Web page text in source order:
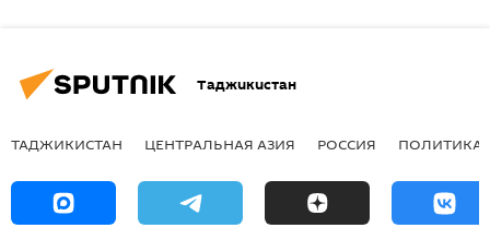
Таджикистан
ТАДЖИКИСТАН ЦЕНТРАЛЬНАЯ АЗИЯ РОССИЯ ПОЛИТИКА